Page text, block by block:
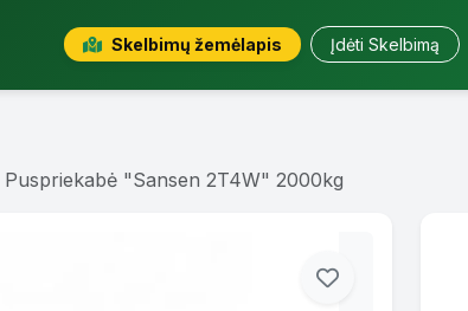
Skelbimų žemėlapis Įdėti Skelbimą
Puspriekabė "Sansen 2T4W" 2000kg